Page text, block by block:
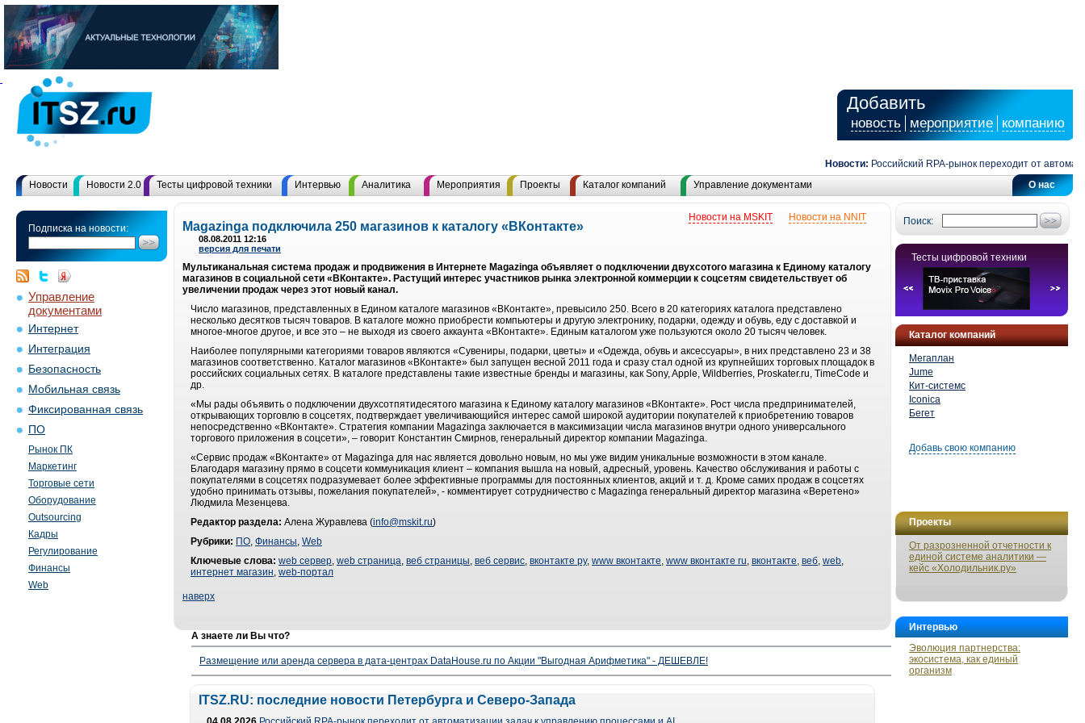
Добавить
новость мероприятие компанию
Новости: Российский RPA-рынок переходит от
О нас
Новости Новости 2.0 Тесты цифровой техники Интервью Аналитика Мероприятия Проекты Каталог компаний Управление документами
Подписка на новости:
Управление
документами
Интернет
Интеграция
Безопасность
Мобильная связь
Фиксированная связь
ПО
Рынок ПК
Маркетинг
Торговые сети
Оборудование
Outsourcing
Кадры
Регулирование
Финансы
Web
Поиск:
Тесты цифровой техники
Каталог компаний
Мегаплан
Jume
Кит-системс
Iconica
Бегет
Добавь свою компанию
Проекты
От разрозненной отчетности к
единой системе аналитики —
кейс «Холодильник.ру»
Интервью
Эволюция партнерства:
экосистема, как единый
организм
Новости на NNIT
Новости на MSKIT
Magazinga подключила 250 магазинов к каталогу «ВКонтакте»
08.08.2011 12:16
версия для печати
Мультиканальная система продаж и продвижения в Интернете Magazinga объявляет о подключении двухсотого магазина к Единому каталогу
магазинов в социальной сети «ВКонтакте». Растущий интерес участников рынка электронной коммерции к соцсетям свидетельствует об
увеличении продаж через этот новый канал.
Число магазинов, представленных в Едином каталоге магазинов «ВКонтакте», превысило 250. Всего в 20 категориях каталога представлено
несколько десятков тысяч товаров. В каталоге можно приобрести компьютеры и другую электронику, подарки, одежду и обувь, еду с доставкой и
многое-многое другое, и все это – не выходя из своего аккаунта «ВКонтакте». Единым каталогом уже пользуются около 20 тысяч человек.
Наиболее популярными категориями товаров являются «Сувениры, подарки, цветы» и «Одежда, обувь и аксессуары», в них представлено 23 и 38
магазинов соответственно. Каталог магазинов «ВКонтакте» был запущен весной 2011 года и сразу стал одной из крупнейших торговых площадок в
российских социальных сетях. В каталоге представлены такие известные бренды и магазины, как Sony, Apple, Wildberries, Proskater.ru, TimeCode и
др.
«Мы рады объявить о подключении двухсотпятидесятого магазина к Единому каталогу магазинов «ВКонтакте». Рост числа предпринимателей,
открывающих торговлю в соцсетях, подтверждает увеличивающийся интерес самой широкой аудитории покупателей к приобретению товаров
непосредственно «ВКонтакте». Стратегия компании Magazinga заключается в максимизации числа магазинов внутри одного универсального
торгового приложения в соцсети», – говорит Константин Смирнов, генеральный директор компании Magazinga.
«Сервис продаж «ВКонтакте» от Magazinga для нас является довольно новым, но мы уже видим уникальные возможности в этом канале.
Благодаря магазину прямо в соцсети коммуникация клиент – компания вышла на новый, адресный, уровень. Качество обслуживания и работы с
покупателями в соцсетях подразумевает более эффективные программы для постоянных клиентов, акций и т. д. Кроме самих продаж в соцсетях
удобно принимать отзывы, пожелания покупателей», - комментирует сотрудничество с Magazinga генеральный директор магазина «Веретено»
Людмила Мезенцева.
Редактор раздела: Алена Журавлева (info@mskit.ru)
Рубрики: ПО, Финансы, Web
Ключевые слова: web сервер, web страница, веб страницы, веб сервис, вконтакте ру, www вконтакте, www вконтакте ru, вконтакте, веб, web,
интернет магазин, web-портал
наверх
А знаете ли Вы что?
Размещение или аренда сервера в дата-центрах DataHouse.ru по Акции "Выгодная Арифметика" - ДЕШЕВЛЕ!
ITSZ.RU: последние новости Петербурга и Северо-Запада